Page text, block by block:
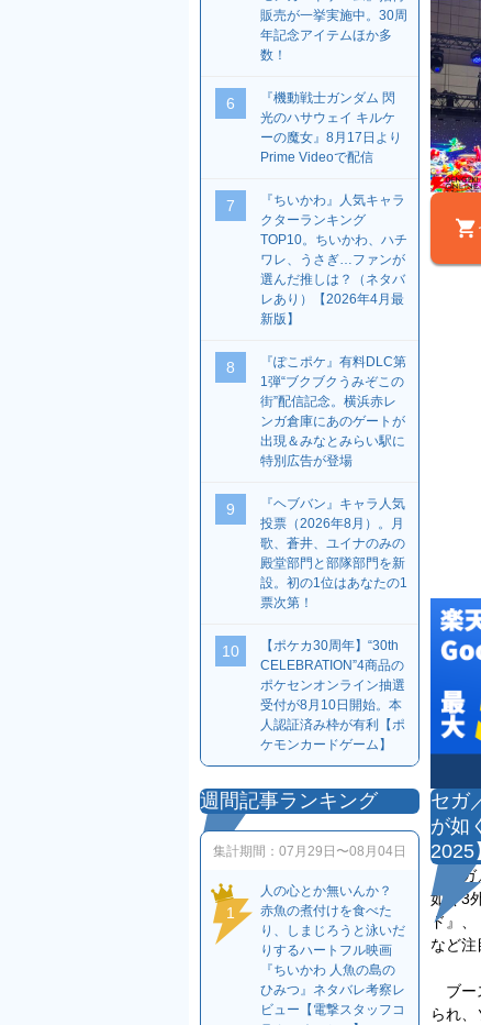
セガ
が如
2025
セガ
如く3
ド』
など注
ブー
られ
販売が一挙実施中。30周
年記念アイテムほか多
数！
6
『機動戦士ガンダム 閃
光のハサウェイ キルケ
ーの魔女』8月17日より
Prime Videoで配信
7
『ちいかわ』人気キャラ
クターランキング
TOP10。ちいかわ、ハチ
ワレ、うさぎ…ファンが
選んだ推しは？（ネタバ
レあり）【2026年4月最
新版】
8
『ぽこポケ』有料DLC第
1弾“ブクブクうみぞこの
街”配信記念。横浜赤レ
ンガ倉庫にあのゲートが
出現＆みなとみらい駅に
特別広告が登場
9
『ヘブバン』キャラ人気
投票（2026年8月）。月
歌、蒼井、ユイナのみの
殿堂部門と部隊部門を新
設。初の1位はあなたの1
票次第！
10
【ポケカ30周年】“30th
CELEBRATION”4商品の
ポケセンオンライン抽選
受付が8月10日開始。本
人認証済み枠が有利【ポ
ケモンカードゲーム】
週間記事ランキング
集計期間： 07月29日〜08月04日
1
人の心とか無いんか？
赤魚の煮付けを食べた
り、しまじろうと泳いだ
りするハートフル映画
『ちいかわ 人魚の島の
ひみつ』ネタバレ考察レ
ビュー【電撃スタッフコ